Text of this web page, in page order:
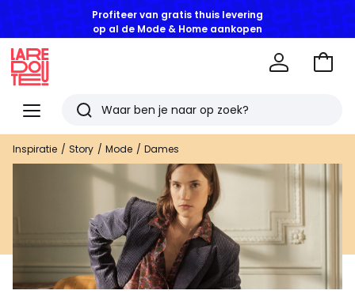
Profiteer van gratis thuis levering
op al de Mode & Home aankopen
Menu
Redoute
Zoeken
Laatst
bekeken
artikelen
Naar
Inspiratie Story Mode Dames